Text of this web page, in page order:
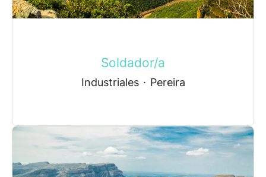
Soldador/a
Industriales · Pereira